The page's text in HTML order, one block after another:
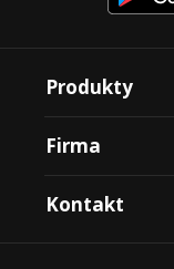
Produkty
Firma
Kontakt